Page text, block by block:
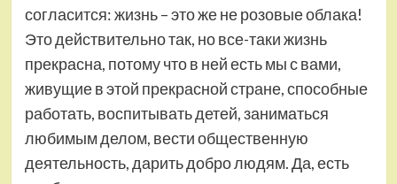
согласится: жизнь – это же не розовые облака!
Это действительно так, но все-таки жизнь
прекрасна, потому что в ней есть мы с вами,
живущие в этой прекрасной стране, способные
работать, воспитывать детей, заниматься
любимым делом, вести общественную
деятельность, дарить добро людям. Да, есть